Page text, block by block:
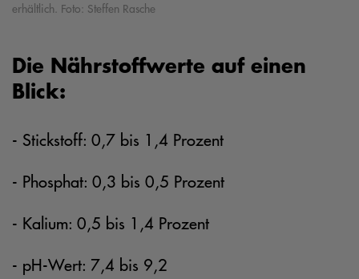
erhältlich. Foto: Steffen Rasche
Die Nährstoffwerte auf einen
Blick:
- Stickstoff: 0,7 bis 1,4 Prozent
- Phosphat: 0,3 bis 0,5 Prozent
- Kalium: 0,5 bis 1,4 Prozent
- pH-Wert: 7,4 bis 9,2